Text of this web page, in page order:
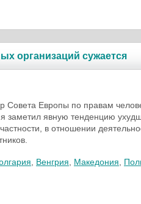
организаций сужается
Совета Европы по правам
заметил явную тенденцию
в отношении
Венгрия Македония